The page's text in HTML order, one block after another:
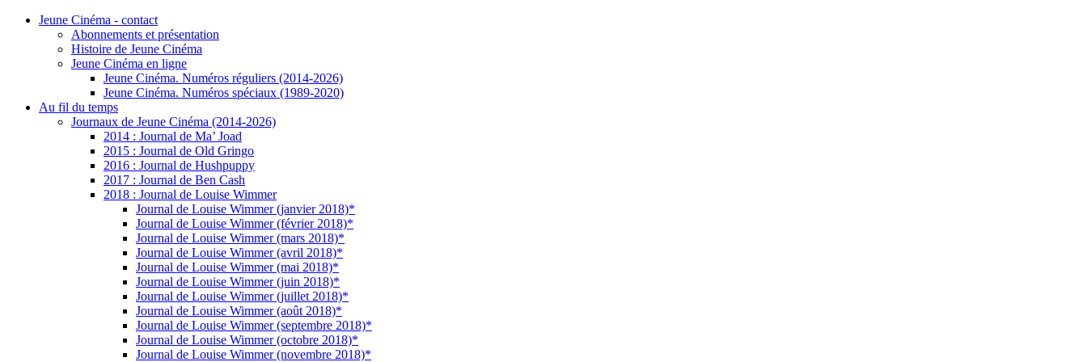
Jeune Cinéma - contact
Abonnements et présentation
Histoire de Jeune Cinéma
Jeune Cinéma en ligne
Jeune Cinéma. Numéros réguliers (2014-2026)
Jeune Cinéma. Numéros spéciaux (1989-2020)
Au fil du temps
Journaux de Jeune Cinéma (2014-2026)
2014 : Journal de Ma’ Joad
2015 : Journal de Old Gringo
2016 : Journal de Hushpuppy
2017 : Journal de Ben Cash
2018 : Journal de Louise Wimmer
Journal de Louise Wimmer (janvier 2018)*
Journal de Louise Wimmer (février 2018)*
Journal de Louise Wimmer (mars 2018)*
Journal de Louise Wimmer (avril 2018)*
Journal de Louise Wimmer (mai 2018)*
Journal de Louise Wimmer (juin 2018)*
Journal de Louise Wimmer (juillet 2018)*
Journal de Louise Wimmer (août 2018)*
Journal de Louise Wimmer (septembre 2018)*
Journal de Louise Wimmer (octobre 2018)*
Journal de Louise Wimmer (novembre 2018)*